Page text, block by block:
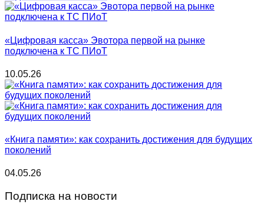
«Цифровая касса» Эвотора первой на рынке
подключена к ТС ПИоТ
10.05.26
«Книга памяти»: как сохранить достижения для будущих
поколений
04.05.26
Подписка на новости